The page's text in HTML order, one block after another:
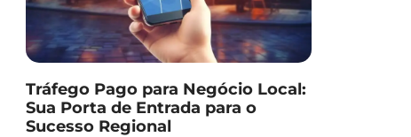
Tráfego Pago para Negócio Local:
Sua Porta de Entrada para o
Sucesso Regional